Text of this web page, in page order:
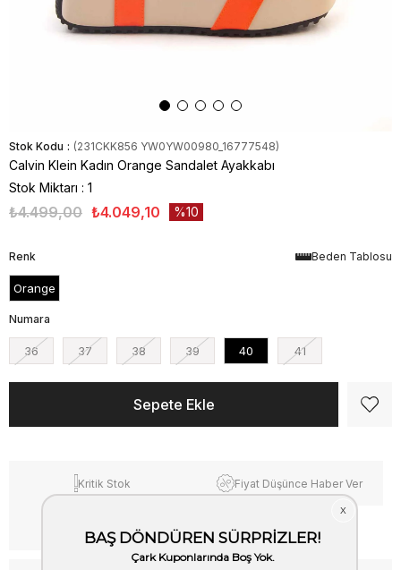
Stok Kodu (231CKK856 YW0YW00980_16777548)
Calvin Klein Kadın Orange Sandalet Ayakkabı
Stok Miktarı : 1
₺4.499,00 ₺4.049,10 10
Beden Tablosu
Renk
Orange
Numara
36 37 38 39 40 41
Kritik Stok Fiyat Düşünce Haber Ver
Kargo Bedava